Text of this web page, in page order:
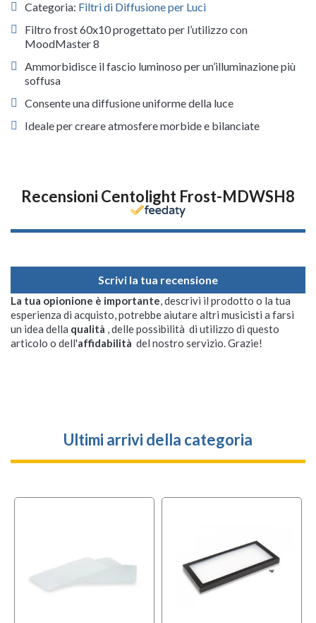
Categoria: Filtri di Diffusione per Luci
Filtro frost 60x10 progettato per l’utilizzo con
MoodMaster 8
Ammorbidisce il fascio luminoso per un’illuminazione più
soffusa
Consente una diffusione uniforme della luce
Ideale per creare atmosfere morbide e bilanciate
Recensioni Centolight Frost-MDWSH8
Scrivi la tua recensione
La tua opionione è importante, descrivi il prodotto o la tua
esperienza di acquisto, potrebbe aiutare altri musicisti a farsi
un idea della qualità , delle possibilità di utilizzo di questo
articolo o dell'affidabilità del nostro servizio. Grazie!
Ultimi arrivi della categoria